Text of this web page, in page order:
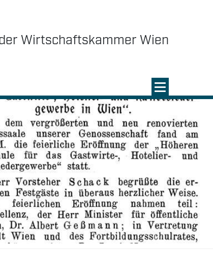
Wirtschaftskammer Wien